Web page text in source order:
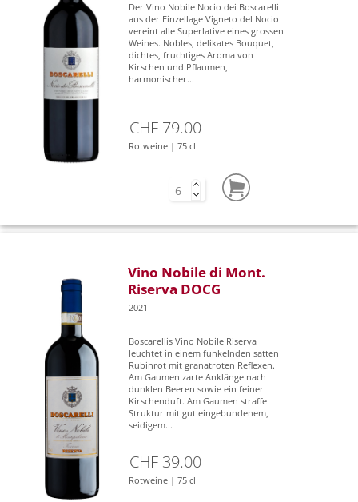
Der Vino Nobile Nocio dei Boscarelli
aus der Einzellage Vigneto del Nocio
vereint alle Superlative eines grossen
Weines. Nobles, delikates Bouquet,
dichtes, fruchtiges Aroma von
Kirschen und Pflaumen,
harmonischer...
CHF 79.00
Rotweine | 75 cl
Vino Nobile di Mont.
Riserva DOCG
2021
Boscarellis Vino Nobile Riserva
leuchtet in einem funkelnden satten
Rubinrot mit granatroten Reflexen.
Am Gaumen zarte Anklänge nach
dunklen Beeren sowie ein feiner
Kirschenduft. Am Gaumen straffe
Struktur mit gut eingebundenem,
seidigem...
CHF 39.00
Rotweine | 75 cl